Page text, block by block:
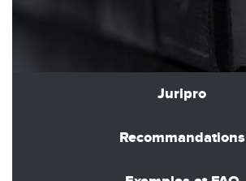
Juripro
Recommandations